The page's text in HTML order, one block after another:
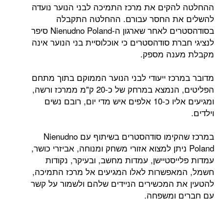
ההחלטה להקים את מרכז התמיכה לבני הנוער נועדה
להשלים את החסר עבורם. ההחלטה התקבלה
בסודהסטרים לאחר שארגון ה-Nienudno Poland סיפר
לנציגי חברת סודהסטרים כי אוכלוסיית בני הנוער אינה
מקבלת מענה מספק.
מדובר במרכז ייעודי לבני הנוער הממוקם בתוך מתחם
הפליטים, הנמצא במרחק של כ-20 ק"מ ממרכז ורשה,
ומגיעים אליו כ-10 אלפים איש מדי יום, רובם נשים
וילדים.
במרכז שהקימו סודהסטרים בשיתוף עם Nienudno
Poland ניתן למצוא אזורי משחק ומנוחה, אביזרי כושר,
עמדות פלייסטיישן, עמדות מחשב, ובעיקר, נקודות
חשמל, המאפשרות לאלו המגיעים אל מרכז התמיכה,
להטעין את המכשירים הניידים שלהם ולשמור על קשר
עם חברים ומשפחה.